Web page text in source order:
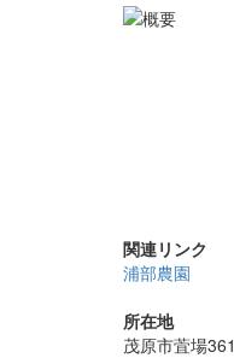
関連リンク
浦部農園
所在地
茂原市萓場361